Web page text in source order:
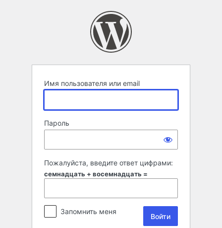
Имя пользователя или email
Пароль
Пожалуйста, введите ответ цифрами:
семнадцать + восемнадцать =
Запомнить меня